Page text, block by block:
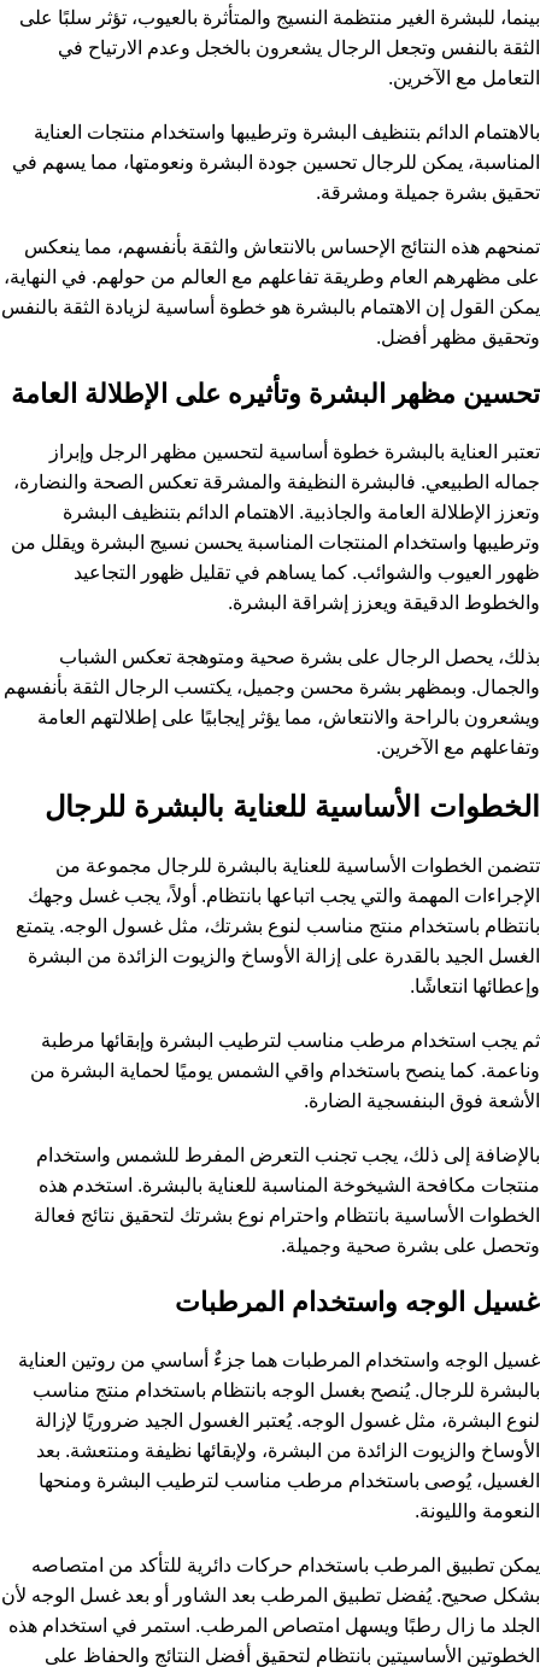
بينما، للبشرة الغير منتظمة النسيج والمتأثرة بالعيوب، تؤثر سلبًا على
الثقة بالنفس وتجعل الرجال يشعرون بالخجل وعدم الارتياح في
التعامل مع الآخرين.
بالاهتمام الدائم بتنظيف البشرة وترطيبها واستخدام منتجات العناية
المناسبة، يمكن للرجال تحسين جودة البشرة ونعومتها، مما يسهم في
تحقيق بشرة جميلة ومشرقة.
تمنحهم هذه النتائج الإحساس بالانتعاش والثقة بأنفسهم، مما ينعكس
على مظهرهم العام وطريقة تفاعلهم مع العالم من حولهم. في النهاية،
يمكن القول إن الاهتمام بالبشرة هو خطوة أساسية لزيادة الثقة بالنفس
وتحقيق مظهر أفضل.
تحسين مظهر البشرة وتأثيره على الإطلالة العامة
تعتبر العناية بالبشرة خطوة أساسية لتحسين مظهر الرجل وإبراز
جماله الطبيعي. فالبشرة النظيفة والمشرقة تعكس الصحة والنضارة،
وتعزز الإطلالة العامة والجاذبية. الاهتمام الدائم بتنظيف البشرة
وترطيبها واستخدام المنتجات المناسبة يحسن نسيج البشرة ويقلل من
ظهور العيوب والشوائب. كما يساهم في تقليل ظهور التجاعيد
والخطوط الدقيقة ويعزز إشراقة البشرة.
بذلك، يحصل الرجال على بشرة صحية ومتوهجة تعكس الشباب
والجمال. وبمظهر بشرة محسن وجميل، يكتسب الرجال الثقة بأنفسهم
ويشعرون بالراحة والانتعاش، مما يؤثر إيجابيًا على إطلالتهم العامة
وتفاعلهم مع الآخرين.
الخطوات الأساسية للعناية بالبشرة للرجال
تتضمن الخطوات الأساسية للعناية بالبشرة للرجال مجموعة من
الإجراءات المهمة والتي يجب اتباعها بانتظام. أولاً، يجب غسل وجهك
بانتظام باستخدام منتج مناسب لنوع بشرتك، مثل غسول الوجه. يتمتع
الغسل الجيد بالقدرة على إزالة الأوساخ والزيوت الزائدة من البشرة
وإعطائها انتعاشًا.
ثم يجب استخدام مرطب مناسب لترطيب البشرة وإبقائها مرطبة
وناعمة. كما ينصح باستخدام واقي الشمس يوميًا لحماية البشرة من
الأشعة فوق البنفسجية الضارة.
بالإضافة إلى ذلك، يجب تجنب التعرض المفرط للشمس واستخدام
منتجات مكافحة الشيخوخة المناسبة للعناية بالبشرة. استخدم هذه
الخطوات الأساسية بانتظام واحترام نوع بشرتك لتحقيق نتائج فعالة
وتحصل على بشرة صحية وجميلة.
غسيل الوجه واستخدام المرطبات
غسيل الوجه واستخدام المرطبات هما جزءٌ أساسي من روتين العناية
بالبشرة للرجال. يُنصح بغسل الوجه بانتظام باستخدام منتج مناسب
لنوع البشرة، مثل غسول الوجه. يُعتبر الغسول الجيد ضروريًا لإزالة
الأوساخ والزيوت الزائدة من البشرة، ولإبقائها نظيفة ومنتعشة. بعد
الغسيل، يُوصى باستخدام مرطب مناسب لترطيب البشرة ومنحها
النعومة والليونة.
يمكن تطبيق المرطب باستخدام حركات دائرية للتأكد من امتصاصه
بشكل صحيح. يُفضل تطبيق المرطب بعد الشاور أو بعد غسل الوجه لأن
الجلد ما زال رطبًا ويسهل امتصاص المرطب. استمر في استخدام هذه
الخطوتين الأساسيتين بانتظام لتحقيق أفضل النتائج والحفاظ على